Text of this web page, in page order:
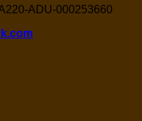
ADU-000253660